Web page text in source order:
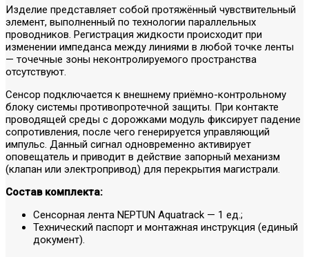
Изделие представляет собой протяжённый чувствительный
элемент, выполненный по технологии параллельных
проводников. Регистрация жидкости происходит при
изменении импеданса между линиями в любой точке ленты
— точечные зоны неконтролируемого пространства
отсутствуют.
Сенсор подключается к внешнему приёмно-контрольному
блоку системы противопротечной защиты. При контакте
проводящей среды с дорожками модуль фиксирует падение
сопротивления, после чего генерируется управляющий
импульс. Данный сигнал одновременно активирует
оповещатель и приводит в действие запорный механизм
(клапан или электропривод) для перекрытия магистрали.
Состав комплекта:
Сенсорная лента NEPTUN Aquatrack — 1 ед.;
Технический паспорт и монтажная инструкция (единый
документ).